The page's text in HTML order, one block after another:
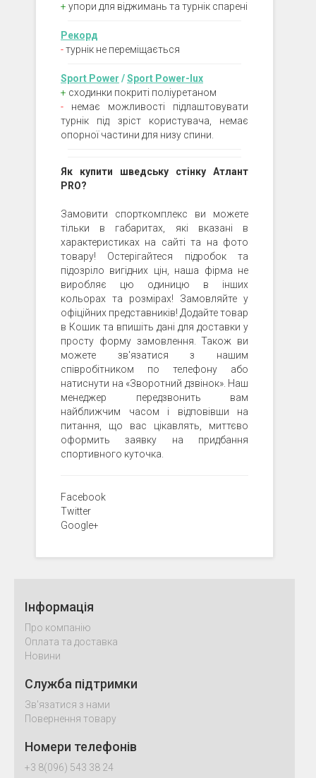
+ упори для віджимань та турнік спарені
Рекорд
-турнік не переміщається
Sport Power /Sport Power-lux
+ сходинки покриті поліуретаном
- немає можливості підлаштовувати
турнік під зріст користувача, немає
опорної частини для низу спини.
Як купити шведську стінку Атлант
PRO?
Замовити спорткомплекс ви можете
тільки в габаритах, які вказані в
характеристиках на сайті та на фото
товару! Остерігайтеся підробок та
підозріло вигідних цін, наша фірма не
виробляє цю одиницю в інших
кольорах та розмірах! Замовляйте у
офіційних представників! Додайте товар
в Кошик та впишіть дані для доставки у
просту форму замовлення. Також ви
можете зв'язатися з нашим
співробітником по телефону або
натиснути на «Зворотний дзвінок». Наш
менеджер передзвонить вам
найближчим часом і відповівши на
питання, що вас цікавлять, миттєво
оформить заявку на придбання
спортивного куточка.
Facebook
Twitter
Google+
Інформація
Про компанію
Оплата та доставка
Новини
Служба підтримки
Зв'язатися з нами
Повернення товару
Номери телефонів
+3 8(096) 543 38 24